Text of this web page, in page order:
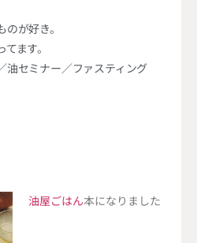
が好き。
ます。
油セミナー／ファスティング
油屋ごはん本になりました